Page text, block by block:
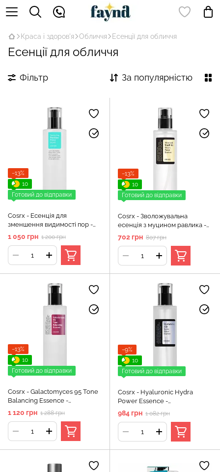
Краса і здоров'я Обличчя Есенції для обличчя
Есенції для обличчя
Фільтр За популярністю
−13%
10
Готовий до відправки
Cosrx - Есенція для
зменшення видимості пор -
Two in One Poreless Power
Liquid - 100ml
1 050 грн 1 200 грн
−13%
10
Готовий до відправки
Cosrx - Зволожувальна
есенція з муцином равлика -
Advanced Snail 96 Mucin
Power Essence - 100ml
702 грн 807 грн
−13%
10
Готовий до відправки
Cosrx - Galactomyces 95 Tone
Balancing Essence -
Ферментована есенція для
обличчя - 100ml
1 120 грн 1 288 грн
−9%
10
Готовий до відправки
Cosrx - Hyaluronic Hydra
Power Essence -
Зволожувальна есенція з
гіалуроновою кислотою -
984 грн 1 082 грн